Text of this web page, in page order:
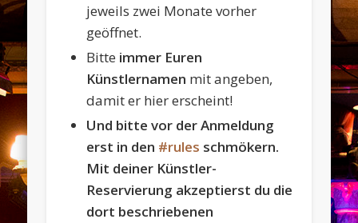
jeweils zwei Monate vorher
geöffnet.
Bitte immer Euren
Künstlernamen mit angeben,
damit er hier erscheint!
Und bitte vor der Anmeldung
erst in den #rules schmökern.
Mit deiner Künstler-
Reservierung akzeptierst du die
dort beschriebenen